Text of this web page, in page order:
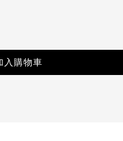
入購物車